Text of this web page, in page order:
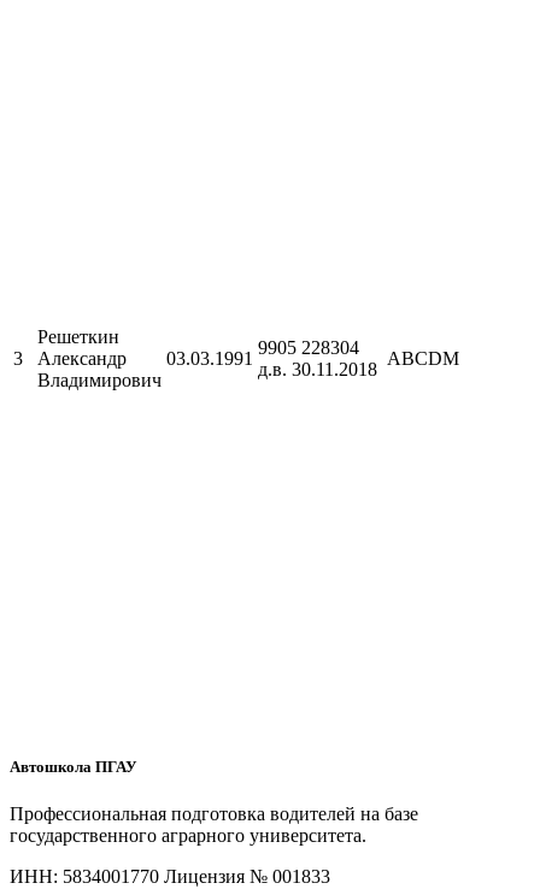
3
Решеткин
Александр
Владимирович
03.03.1991
9905 228304
д.в. 30.11.2018
АBСDМ
Автошкола ПГАУ
Профессиональная подготовка водителей на базе
государственного аграрного университета.
ИНН: 5834001770 Лицензия № 001833